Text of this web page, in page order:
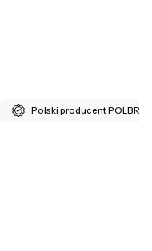
Polski producent